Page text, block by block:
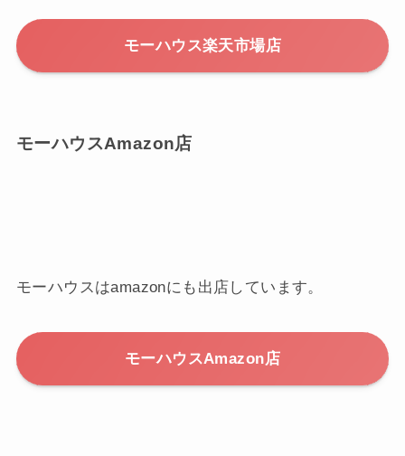
モーハウス楽天市場店
モーハウスAmazon店
モーハウスはamazonにも出店しています。
モーハウスAmazon店